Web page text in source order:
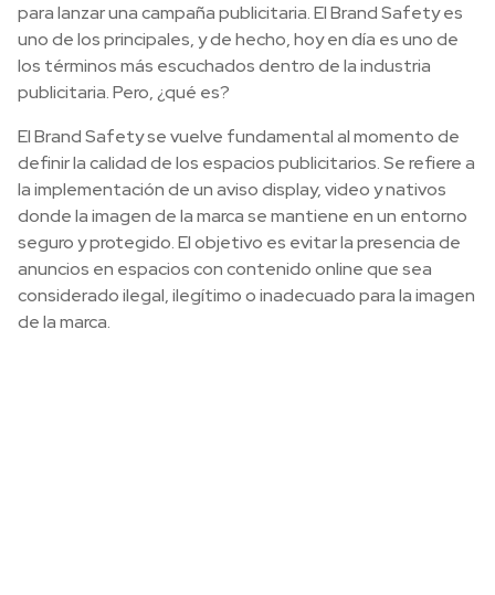
para lanzar una campaña publicitaria. El Brand Safety es
uno de los principales, y de hecho, hoy en día es uno de
los términos más escuchados dentro de la industria
publicitaria. Pero, ¿qué es?
El Brand Safety se vuelve fundamental al momento de
definir la calidad de los espacios publicitarios. Se refiere a
la implementación de un aviso display, video y nativos
donde la imagen de la marca se mantiene en un entorno
seguro y protegido. El objetivo es evitar la presencia de
anuncios en espacios con contenido online que sea
considerado ilegal, ilegítimo o inadecuado para la imagen
de la marca.